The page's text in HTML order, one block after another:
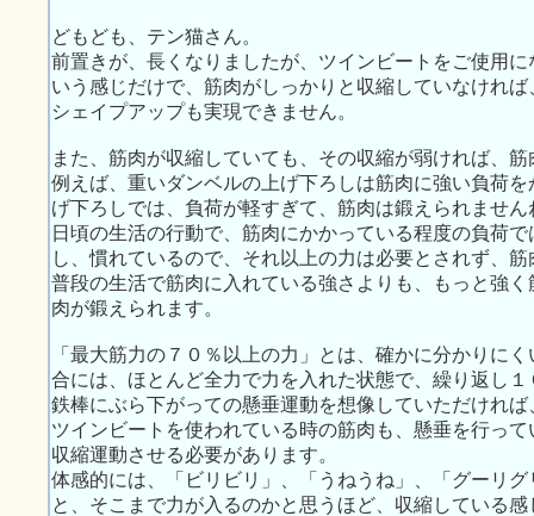
どもども、テン猫さん。
前置きが、長くなりましたが、ツインビートをご使用
いう感じだけで、筋肉がしっかりと収縮していなけれ
シェイプアップも実現できません。
また、筋肉が収縮していても、その収縮が弱ければ、
例えば、重いダンベルの上げ下ろしは筋肉に強い負荷
げ下ろしでは、負荷が軽すぎて、筋肉は鍛えられません
日頃の生活の行動で、筋肉にかかっている程度の負荷
し、慣れているので、それ以上の力は必要とされず、
普段の生活で筋肉に入れている強さよりも、もっと強
肉が鍛えられます。
「最大筋力の７０％以上の力」とは、確かに分かりに
合には、ほとんど全力で力を入れた状態で、繰り返し
鉄棒にぶら下がっての懸垂運動を想像していただけれ
ツインビートを使われている時の筋肉も、懸垂を行っ
収縮運動させる必要があります。
体感的には、「ビリビリ」、「うねうね」、「グーリ
と、そこまで力が入るのかと思うほど、収縮している感